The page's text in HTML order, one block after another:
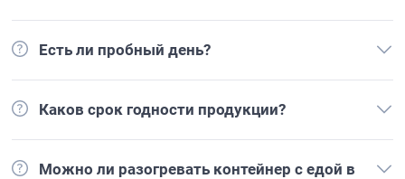
Есть ли пробный день?
Каков срок годности продукции?
Можно ли разогревать контейнер с едой в